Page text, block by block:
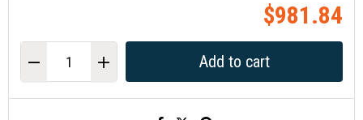
$981.84